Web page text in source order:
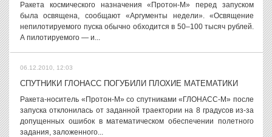
Ракета космического назначения «Протон-М» перед запуском
была освящена, сообщают «Аргументы недели». «Освящение
непилотируемого пуска обычно обходится в 50–100 тысяч рублей.
А пилотируемого — и...
06.12.2010, 12:03
СПУТНИКИ ГЛОНАСС ПОГУБИЛИ ПЛОХИЕ МАТЕМАТИКИ
Ракета-носитель «Протон-М» со спутниками «ГЛОНАСС-М» после
запуска отклонилась от заданной траектории на 8 градусов из-за
допущенных ошибок в математическом обеспечении полетного
задания, заложенного...